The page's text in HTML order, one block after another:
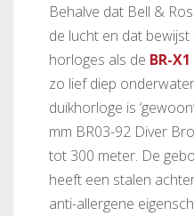
Behalve dat Bell &
de lucht en dat
horloges als de BR-
zo lief diep
duikhorloge is
mm BR03-92 Diver
tot 300 meter. De
heeft een stalen
anti-allergene